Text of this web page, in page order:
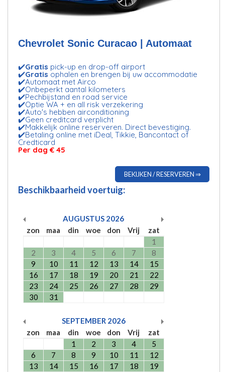
Chevrolet Sonic Curacao | Automaat
✔️Gratis pick-up en drop-off airport
✔️Gratis ophalen en brengen bij uw accommodatie
✔️Automaat met Airco
✔️Onbeperkt aantal kilometers
✔️Pechbijstand en road service
✔️Optie WA + en all risk verzekering
✔️Auto's hebben airconditioning
✔️Geen creditcard verplicht
✔️Makkelijk online reserveren. Direct bevestiging.
✔️Betaling online met iDeal, Tikkie, Bancontact of
Credticard
Per dag€ 45
BEKIJKEN / RESERVEREN ⇒
Beschikbaarheid voertuig:
AUGUSTUS 2026
zon
maa din woe don Vrij
zat
1
2
3 4 5 6 7
8
9
10 11 12 13 14
15
16
17 18 19 20 21
22
23
24 25 26 27 28
29
30
31
SEPTEMBER 2026
zon
maa din woe don Vrij
zat
1
2 3 4
5
6
7 8 9 10 11
12
13
14 15 16 17 18
19